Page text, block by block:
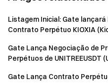
Listagem Inicial: Gate
Contrato Perpétuo KIOXIA
Gate Lança Negociação de
Perpétuos de UNITREEUSDT
Gate Lança Contrato